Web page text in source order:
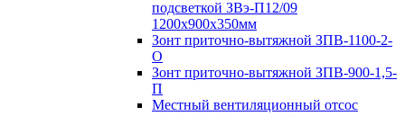
подсветкой ЗВэ-П12/09
1200х900х350мм
Зонт приточно-вытяжной ЗПВ-1100-2-
О
Зонт приточно-вытяжной ЗПВ-900-1,5-
П
Местный вентиляционный отсос